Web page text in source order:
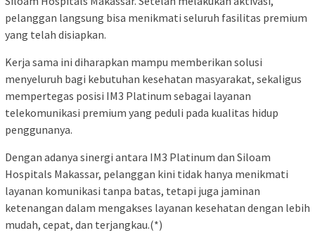
pelanggan langsung bisa menikmati seluruh fasilitas premium
yang telah disiapkan.
Kerja sama ini diharapkan mampu memberikan solusi
menyeluruh bagi kebutuhan kesehatan masyarakat, sekaligus
mempertegas posisi IM3 Platinum sebagai layanan
telekomunikasi premium yang peduli pada kualitas hidup
penggunanya.
Dengan adanya sinergi antara IM3 Platinum dan Siloam
Hospitals Makassar, pelanggan kini tidak hanya menikmati
layanan komunikasi tanpa batas, tetapi juga jaminan
ketenangan dalam mengakses layanan kesehatan dengan lebih
mudah, cepat, dan terjangkau.(*)